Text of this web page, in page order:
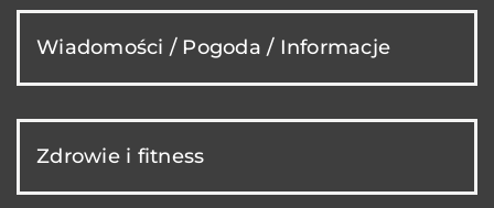
Wiadomości / Pogoda / Informacje
Zdrowie i fitness